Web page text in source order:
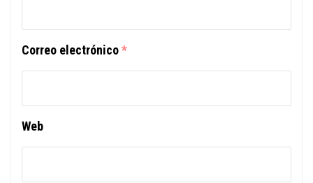
Correo electrónico*
Web